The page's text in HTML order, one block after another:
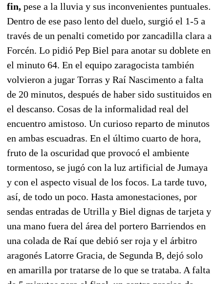
fin, pese a la lluvia y sus inconvenientes puntuales.
Dentro de ese paso lento del duelo, surgió el 1-5 a
través de un penalti cometido por zancadilla clara a
Forcén. Lo pidió Pep Biel para anotar su doblete en
el minuto 64. En el equipo zaragocista también
volvieron a jugar Torras y Raí Nascimento a falta
de 20 minutos, después de haber sido sustituidos en
el descanso. Cosas de la informalidad real del
encuentro amistoso. Un curioso reparto de minutos
en ambas escuadras. En el último cuarto de hora,
fruto de la oscuridad que provocó el ambiente
tormentoso, se jugó con la luz artificial de Jumaya
y con el aspecto visual de los focos. La tarde tuvo,
así, de todo un poco. Hasta amonestaciones, por
sendas entradas de Utrilla y Biel dignas de tarjeta y
una mano fuera del área del portero Barriendos en
una colada de Raí que debió ser roja y el árbitro
aragonés Latorre Gracia, de Segunda B, dejó solo
en amarilla por tratarse de lo que se trataba. A falta